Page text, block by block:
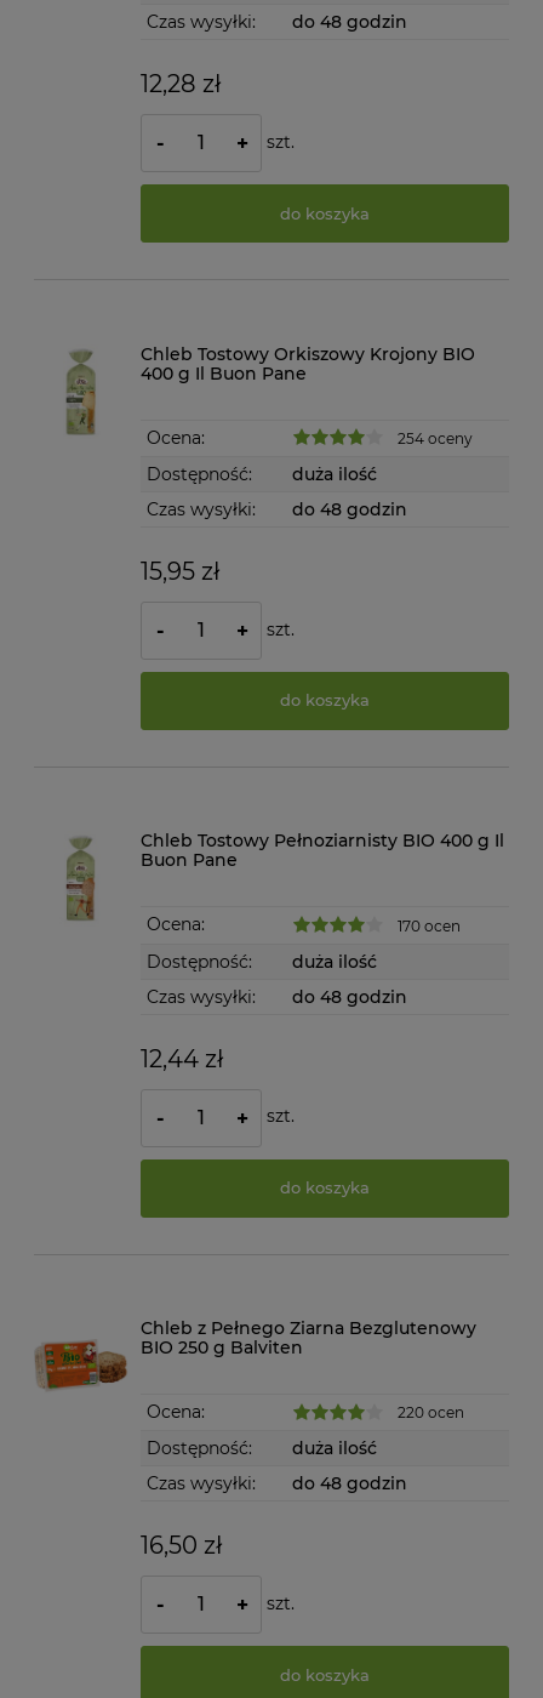
Czas wysyłki:
do 48 godzin
12,28 zł
- + szt.
do koszyka
Chleb Tostowy Orkiszowy Krojony BIO
400 g Il Buon Pane
Ocena: 254 oceny
Dostępność:
duża ilość
Czas wysyłki:
do 48 godzin
15,95 zł
- + szt.
do koszyka
Chleb Tostowy Pełnoziarnisty BIO 400 g Il
Buon Pane
Ocena: 170 ocen
Dostępność:
duża ilość
Czas wysyłki:
do 48 godzin
12,44 zł
- + szt.
do koszyka
Chleb z Pełnego Ziarna Bezglutenowy
BIO 250 g Balviten
Ocena: 220 ocen
Dostępność:
duża ilość
Czas wysyłki:
do 48 godzin
16,50 zł
- + szt.
do koszyka